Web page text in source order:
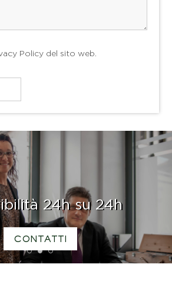
Policy del sito web.
1 2 3
24h su 24h
CONTATTI